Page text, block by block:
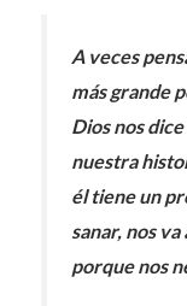
A veces
más grande
Dios nos
nuestra
él tiene un
sanar, nos
porque nos